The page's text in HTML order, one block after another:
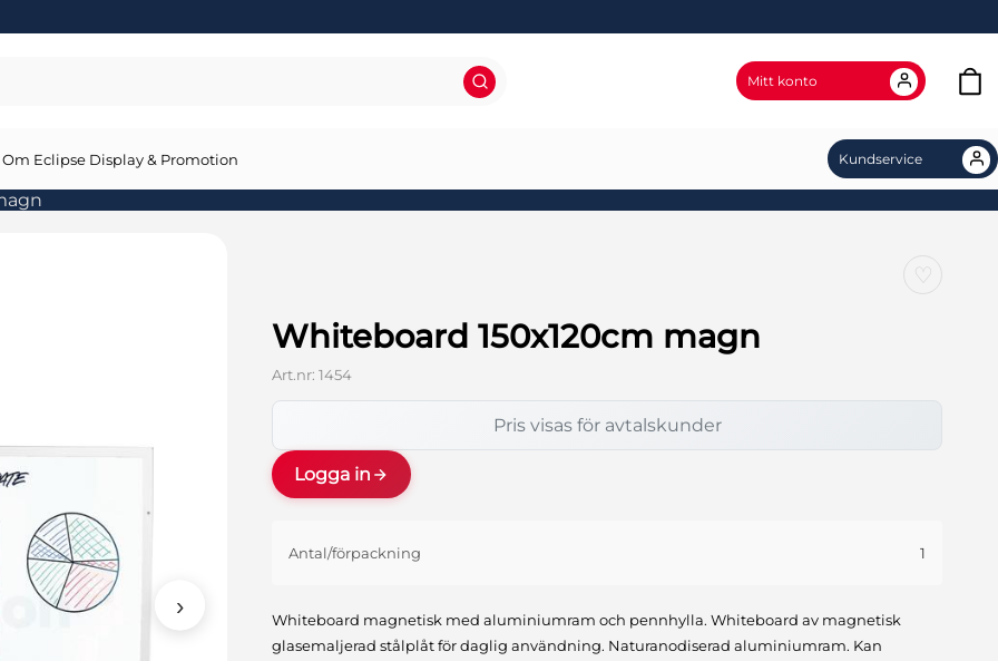
Mitt konto
Om Eclipse Display & Promotion Kundservice
›
Whiteboard 150x120cm magn
Art.nr: 1454
Pris visas för avtalskunder
Logga in
Antal/förpackning 1
Whiteboard magnetisk med aluminiumram och pennhylla. Whiteboard av magnetisk
glasemaljerad stålplåt för daglig användning. Naturanodiserad aluminiumram. Kan